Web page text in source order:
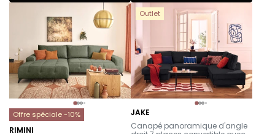
Offre spéciale -10%
RIMINI
Outlet
JAKE
-
Canapé panoramique d'angle